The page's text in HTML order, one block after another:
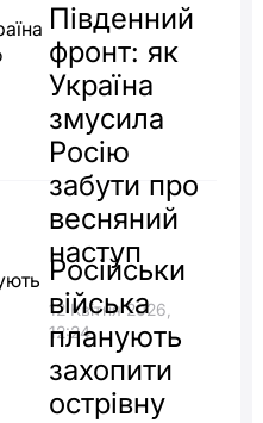
Південний
фронт: як
Україна
змусила
Росію
забути про
весняний
наступ
12 Квітня 2026,
12:24
Російськи
війська
планують
захопити
острівну